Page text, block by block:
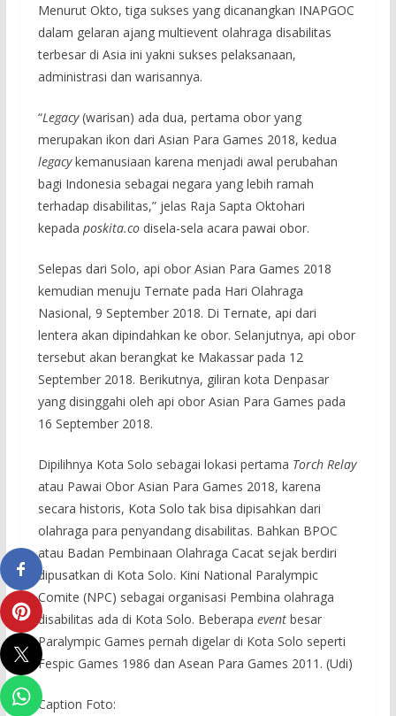
Menurut Okto, tiga sukses yang dicanangkan INAPGOC
dalam gelaran ajang multievent olahraga disabilitas
terbesar di Asia ini yakni sukses pelaksanaan,
administrasi dan warisannya.
“Legacy(warisan) ada dua, pertama obor yang
merupakan ikon dari Asian Para Games 2018, kedua
legacykemanusiaan karena menjadi awal perubahan
bagi Indonesia sebagai negara yang lebih ramah
terhadap disabilitas,” jelas Raja Sapta Oktohari
kepada poskita.codisela-sela acara pawai obor.
Selepas dari Solo, api obor Asian Para Games 2018
kemudian menuju Ternate pada Hari Olahraga
Nasional, 9 September 2018. Di Ternate, api dari
lentera akan dipindahkan ke obor. Selanjutnya, api obor
tersebut akan berangkat ke Makassar pada 12
September 2018. Berikutnya, giliran kota Denpasar
yang disinggahi oleh api obor Asian Para Games pada
16 September 2018.
Dipilihnya Kota Solo sebagai lokasi pertama Torch Relay
atau Pawai Obor Asian Para Games 2018, karena
secara historis, Kota Solo tak bisa dipisahkan dari
olahraga para penyandang disabilitas. Bahkan BPOC
atau Badan Pembinaan Olahraga Cacat sejak berdiri
dipusatkan di Kota Solo. Kini National Paralympic
Comite (NPC) sebagai organisasi Pembina olahraga
disabilitas ada di Kota Solo. Beberapa eventbesar
Paralympic Games pernah digelar di Kota Solo seperti
Fespic Games 1986 dan Asean Para Games 2011. (Udi)
Caption Foto: